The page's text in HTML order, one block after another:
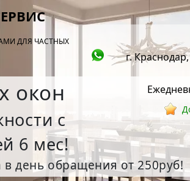
ДЛЯ ЧАСТНЫХ
г.
окон
с
6 мес!
в день обращения от 250руб!